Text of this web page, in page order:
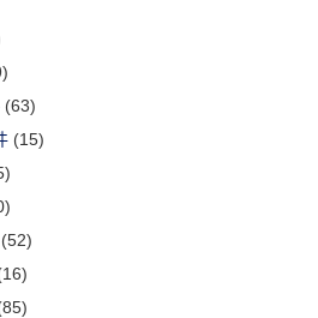
(63)
(15)
(52)